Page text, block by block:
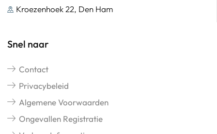
Kroezenhoek 22, Den Ham
Snel naar
Contact
Privacybeleid
Algemene Voorwaarden
Ongevallen Registratie